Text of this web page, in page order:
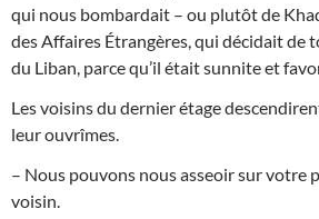
qui nous bombardait – ou plutôt de
des Affaires Étrangères, qui décidait de
du Liban, parce qu’il était sunnite et
Les voisins du dernier étage
leur ouvrîmes.
– Nous pouvons nous asseoir sur votre
voisin.